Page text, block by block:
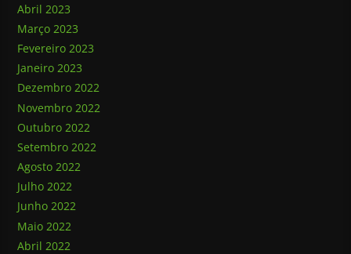
Abril 2023
Março 2023
Fevereiro 2023
Janeiro 2023
Dezembro 2022
Novembro 2022
Outubro 2022
Setembro 2022
Agosto 2022
Julho 2022
Junho 2022
Maio 2022
Abril 2022